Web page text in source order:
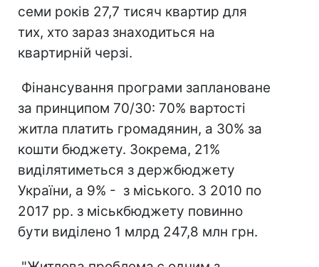
семи років 27,7 тисяч квартир для
тих, хто зараз знаходиться на
квартирній черзі.
Фінансування програми заплановане
за принципом 70/30: 70% вартості
житла платить громадянин, а 30% за
кошти бюджету. Зокрема, 21%
виділятиметься з держбюджету
України, а 9% - з міського. З 2010 по
2017 рр. з міськбюджету повинно
бути виділено 1 млрд 247,8 млн грн.